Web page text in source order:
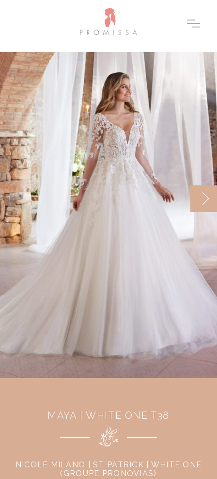
MAYA | WHITE ONE T38
NICOLE MILANO | ST PATRICK | WHITE ONE
(GROUPE PRONOVIAS)